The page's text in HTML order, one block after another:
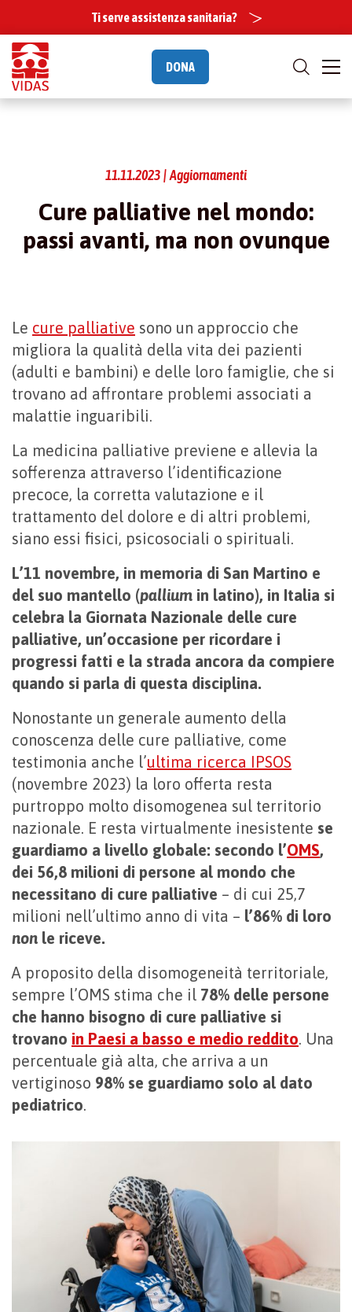
Ti serve assistenza sanitaria?
DONA
11.11.2023 | Aggiornamenti
Cure palliative nel mondo:
passi avanti, ma non ovunque
Le cure palliative sono un approccio che
migliora la qualità della vita dei pazienti
(adulti e bambini) e delle loro famiglie, che si
trovano ad affrontare problemi associati a
malattie inguaribili.
La medicina palliative previene e allevia la
sofferenza attraverso l’identificazione
precoce, la corretta valutazione e il
trattamento del dolore e di altri problemi,
siano essi fisici, psicosociali o spirituali.
L’11 novembre, in memoria di San Martino e
del suo mantello (pallium in latino), in Italia si
celebra la Giornata Nazionale delle cure
palliative, un’occasione per ricordare i
progressi fatti e la strada ancora da compiere
quando si parla di questa disciplina.
Nonostante un generale aumento della
conoscenza delle cure palliative, come
testimonia anche l’ultima ricerca IPSOS
(novembre 2023) la loro offerta resta
purtroppo molto disomogenea sul territorio
nazionale. E resta virtualmente inesistente se
guardiamo a livello globale: secondo l’OMS,
dei 56,8 milioni di persone al mondo che
necessitano di cure palliative – di cui 25,7
milioni nell’ultimo anno di vita – l’86% di loro
non le riceve.
A proposito della disomogeneità territoriale,
sempre l’OMS stima che il 78% delle persone
che hanno bisogno di cure palliative si
trovano in Paesi a basso e medio reddito. Una
percentuale già alta, che arriva a un
vertiginoso 98% se guardiamo solo al dato
pediatrico.